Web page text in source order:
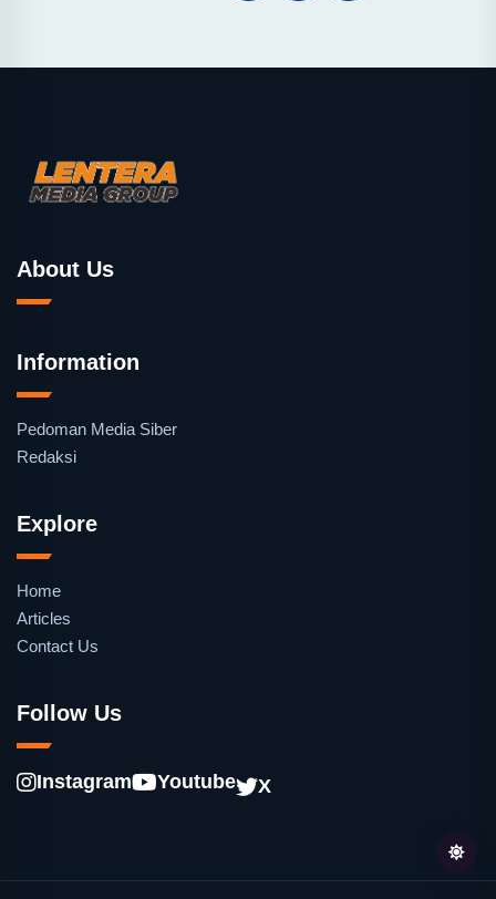
About Us
Information
Pedoman Media Siber
Redaksi
Explore
Home
Articles
Contact Us
Follow Us
Instagram Youtube X